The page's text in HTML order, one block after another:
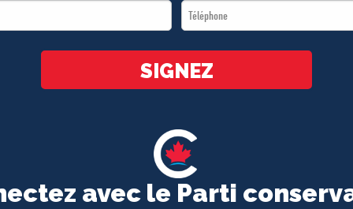
avec le Parti
Téléphone
*
SIGNEZ